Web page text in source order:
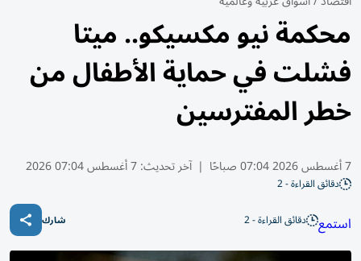
محكمة نيو مكسيكو.. ميتا
فشلت في حماية الأطفال من
خطر المفترسين
7 أغسطس 2026 07:04 صباحًا | آخر تحديث:7 أغسطس 07:04 2026
دقائق القراءة - 2
استمع دقائق القراءة - 2 شارك